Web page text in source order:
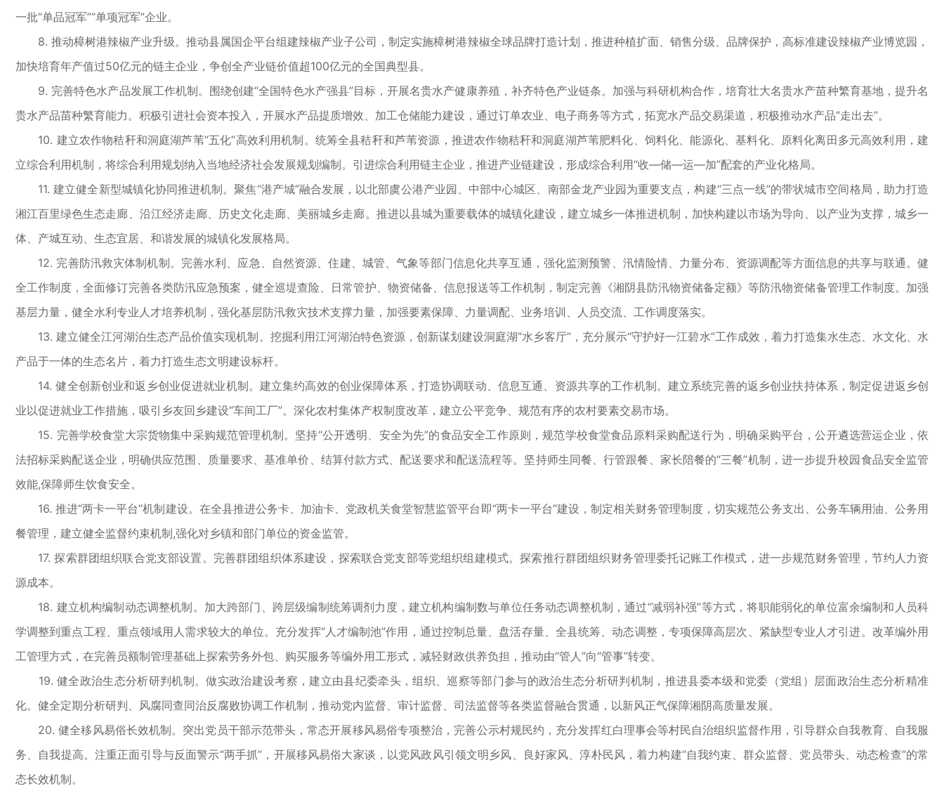
一批“单品冠军”“单项冠军”企业。
8. 推动樟树港辣椒产业升级。推动县属国企平台组建辣椒产业子公司，制定实施樟树港辣椒全球品牌打造计划，推进种植扩面、销售分级、品牌保护，高标准建设辣椒产业博览园，
加快培育年产值过50亿元的链主企业，争创全产业链价值超100亿元的全国典型县。
9. 完善特色水产品发展工作机制。围绕创建“全国特色水产强县”目标，开展名贵水产健康养殖，补齐特色产业链条。加强与科研机构合作，培育壮大名贵水产苗种繁育基地，提升名
贵水产品苗种繁育能力。积极引进社会资本投入，开展水产品提质增效、加工仓储能力建设，通过订单农业、电子商务等方式，拓宽水产品交易渠道，积极推动水产品“走出去”。
10. 建立农作物秸秆和洞庭湖芦苇“五化”高效利用机制。统筹全县秸秆和芦苇资源，推进农作物秸秆和洞庭湖芦苇肥料化、饲料化、能源化、基料化、原料化离田多元高效利用，建
立综合利用机制，将综合利用规划纳入当地经济社会发展规划编制。引进综合利用链主企业，推进产业链建设，形成综合利用“收—储—运—加”配套的产业化格局。
11. 建立健全新型城镇化协同推进机制。聚焦“港产城”融合发展，以北部虞公港产业园、中部中心城区、南部金龙产业园为重要支点，构建“三点一线”的带状城市空间格局，助力打造
湘江百里绿色生态走廊、沿江经济走廊、历史文化走廊、美丽城乡走廊。推进以县城为重要载体的城镇化建设，建立城乡一体推进机制，加快构建以市场为导向、以产业为支撑，城乡一
体、产城互动、生态宜居、和谐发展的城镇化发展格局。
12. 完善防汛救灾体制机制。完善水利、应急、自然资源、住建、城管、气象等部门信息化共享互通，强化监测预警、汛情险情、力量分布、资源调配等方面信息的共享与联通。健
全工作制度，全面修订完善各类防汛应急预案，健全巡堤查险、日常管护、物资储备、信息报送等工作机制，制定完善《湘阴县防汛物资储备定额》等防汛物资储备管理工作制度。加强
基层力量，健全水利专业人才培养机制，强化基层防汛救灾技术支撑力量，加强要素保障、力量调配、业务培训、人员交流、工作调度落实。
13. 建立健全江河湖泊生态产品价值实现机制。挖掘利用江河湖泊特色资源，创新谋划建设洞庭湖“水乡客厅”，充分展示“守护好一江碧水”工作成效，着力打造集水生态、水文化、水
产品于一体的生态名片，着力打造生态文明建设标杆。
14. 健全创新创业和返乡创业促进就业机制。建立集约高效的创业保障体系，打造协调联动、信息互通、资源共享的工作机制。建立系统完善的返乡创业扶持体系，制定促进返乡创
业以促进就业工作措施，吸引乡友回乡建设“车间工厂”。深化农村集体产权制度改革，建立公平竞争、规范有序的农村要素交易市场。
15. 完善学校食堂大宗货物集中采购规范管理机制。坚持“公开透明、安全为先”的食品安全工作原则，规范学校食堂食品原料采购配送行为，明确采购平台，公开遴选营运企业，依
法招标采购配送企业，明确供应范围、质量要求、基准单价、结算付款方式、配送要求和配送流程等。坚持师生同餐、行管跟餐、家长陪餐的“三餐”机制，进一步提升校园食品安全监管
效能,保障师生饮食安全。
16. 推进“两卡一平台”机制建设。在全县推进公务卡、加油卡、党政机关食堂智慧监管平台即“两卡一平台”建设，制定相关财务管理制度，切实规范公务支出、公务车辆用油、公务用
餐管理，建立健全监督约束机制,强化对乡镇和部门单位的资金监管。
17. 探索群团组织联合党支部设置。完善群团组织体系建设，探索联合党支部等党组织组建模式。探索推行群团组织财务管理委托记账工作模式，进一步规范财务管理，节约人力资
源成本。
18. 建立机构编制动态调整机制。加大跨部门、跨层级编制统筹调剂力度，建立机构编制数与单位任务动态调整机制，通过“减弱补强”等方式，将职能弱化的单位富余编制和人员科
学调整到重点工程、重点领域用人需求较大的单位。充分发挥“人才编制池”作用，通过控制总量、盘活存量、全县统筹、动态调整，专项保障高层次、紧缺型专业人才引进。改革编外用
工管理方式，在完善员额制管理基础上探索劳务外包、购买服务等编外用工形式，减轻财政供养负担，推动由“管人”向“管事”转变。
19. 健全政治生态分析研判机制。做实政治建设考察，建立由县纪委牵头，组织、巡察等部门参与的政治生态分析研判机制，推进县委本级和党委（党组）层面政治生态分析精准
化。健全定期分析研判、风腐同查同治反腐败协调工作机制，推动党内监督、审计监督、司法监督等各类监督融合贯通，以新风正气保障湘阴高质量发展。
20. 健全移风易俗长效机制。突出党员干部示范带头，常态开展移风易俗专项整治，完善公示村规民约，充分发挥红白理事会等村民自治组织监督作用，引导群众自我教育、自我服
务、自我提高。注重正面引导与反面警示“两手抓”，开展移风易俗大家谈，以党风政风引领文明乡风、良好家风、淳朴民风，着力构建“自我约束、群众监督、党员带头、动态检查”的常
态长效机制。